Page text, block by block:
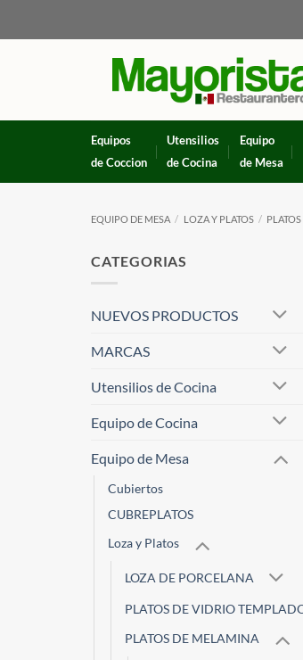
Equipos
de Coccion
Utensilios
de Cocina
Equipo
de Mesa
EQUIPO DE MESA / LOZA Y PLATOS /
CATEGORIAS
NUEVOS PRODUCTOS
MARCAS
Utensilios de Cocina
Equipo de Cocina
Equipo de Mesa
Cubiertos
CUBREPLATOS
Loza y Platos
LOZA DE PORCELANA
PLATOS DE VIDRIO
PLATOS DE MELAMINA